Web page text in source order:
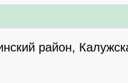
район,